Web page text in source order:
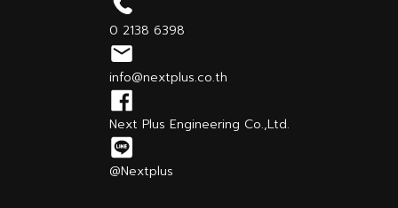
0 2138 6398
info@nextplus.co.th
Next Plus Engineering Co.,Ltd.
@Nextplus